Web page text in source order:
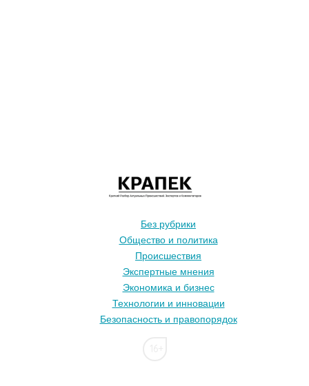
Без рубрики
Общество и политика
Происшествия
Экспертные мнения
Экономика и бизнес
Технологии и инновации
Безопасность и правопорядок